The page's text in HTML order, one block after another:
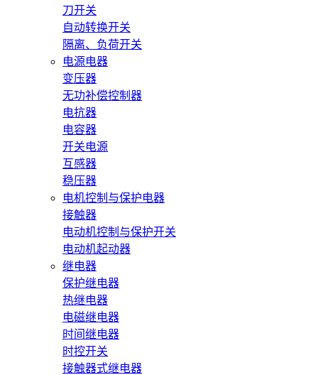
刀开关
自动转换开关
隔离、负荷开关
电源电器
变压器
无功补偿控制器
电抗器
电容器
开关电源
互感器
稳压器
电机控制与保护电器
接触器
电动机控制与保护开关
电动机起动器
继电器
保护继电器
热继电器
电磁继电器
时间继电器
时控开关
接触器式继电器